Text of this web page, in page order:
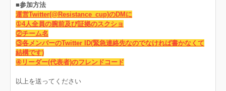
■参加方法
運営Twitter(@Resistance_cup)のDMに
①4人全員の腕前及び証拠のスクショ
②チーム名
③各メンバーのTwitter ID(緊急連絡先なのでなければ書かなくて
結構です)
④リーダー(代表者)のフレンドコード
以上を送ってください